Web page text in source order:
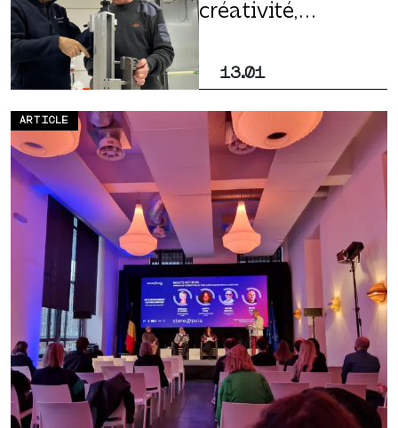
13.01
créativité,
et innovation
collaborative
ARTICLE